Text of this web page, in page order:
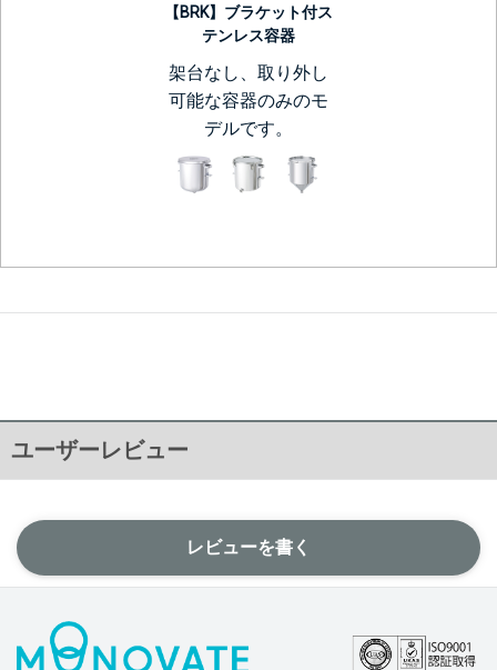
【BRK】ブラケット付ス
テンレス容器
架台なし、取り外し
可能な容器のみのモ
デルです。
ユーザーレビュー
レビューを書く